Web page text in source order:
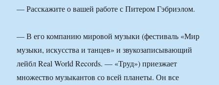
— Расскажите о вашей работе с Питером Гэбриэлом.
— В его компанию мировой музыки (фестиваль «Мир
музыки, искусства и танцев» и звукозаписывающий
лейбл Real World Records. — «Труд») приезжает
множество музыкантов со всей планеты. Он все